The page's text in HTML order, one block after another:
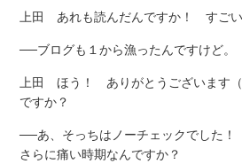
上田 あれも読んだんですか！ すご
──ブログも１から漁ったんですけど。
上田 ほう！ ありがとうございます
ですか？
──あ、そっちはノーチェックでした
さらに痛い時期なんですか？